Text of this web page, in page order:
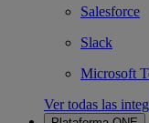
Salesforce
Slack
Microsoft
Ver todas las